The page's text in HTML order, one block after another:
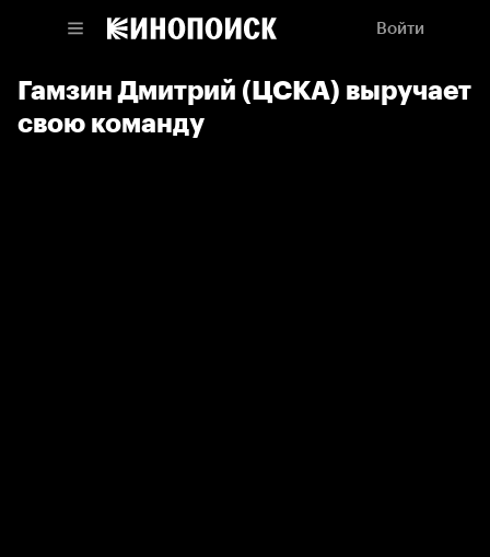
Войти
Гамзин Дмитрий (ЦСКА) выручает
свою команду